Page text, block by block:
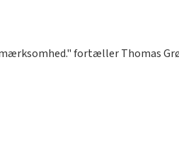
fortæller Thomas